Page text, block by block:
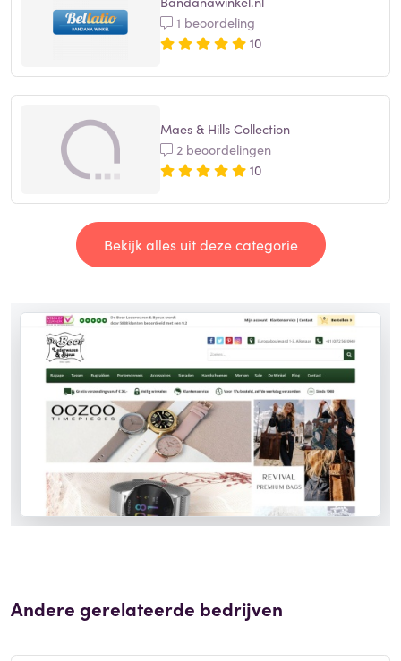
1 beoordeling
10
Maes & Hills Collection
2 beoordelingen
10
Bekijk alles uit deze categorie
Andere gerelateerde bedrijven